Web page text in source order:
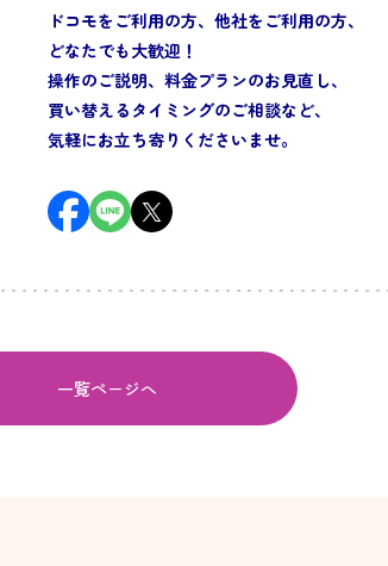
ドコモをご利用の方、他社をご利用の方、
どなたでも大歓迎！
操作のご説明、料金プランのお見直し、
買い替えるタイミングのご相談など、
気軽にお立ち寄りくださいませ。
一覧ページへ